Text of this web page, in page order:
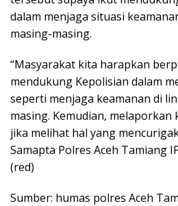
dalam menjaga situasi
masing-masing.
“Masyarakat kita harapkan
mendukung Kepolisian dalam
seperti menjaga keamanan di
masing. Kemudian, melaporkan
jika melihat hal yang
Samapta Polres Aceh Tamiang
(red)
Sumber: humas polres Aceh